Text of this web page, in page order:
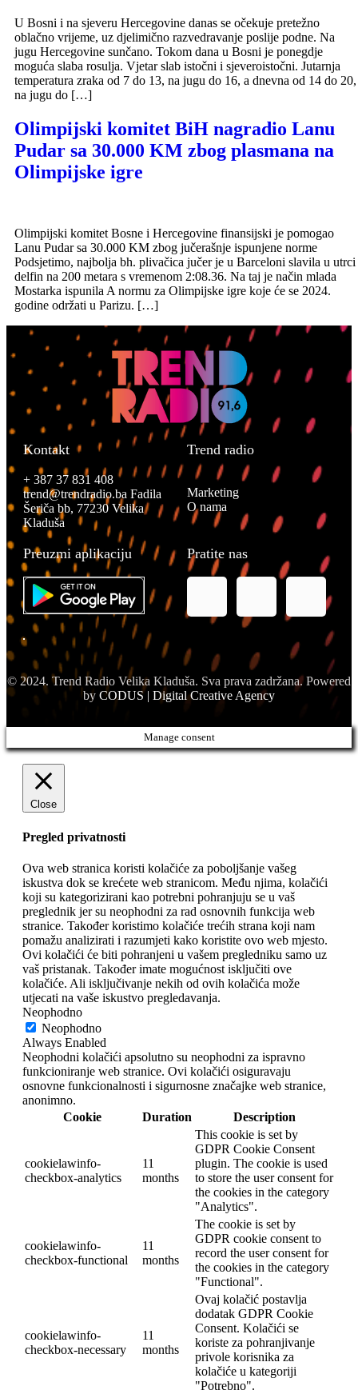
U Bosni i na sjeveru Hercegovine danas se očekuje pretežno
oblačno vrijeme, uz djelimično razvedravanje poslije podne. Na
jugu Hercegovine sunčano. Tokom dana u Bosni je ponegdje
moguća slaba rosulja. Vjetar slab istočni i sjeveroistočni. Jutarnja
temperatura zraka od 7 do 13, na jugu do 16, a dnevna od 14 do 20,
na jugu do […]
Olimpijski komitet BiH nagradio Lanu
Pudar sa 30.000 KM zbog plasmana na
Olimpijske igre
Olimpijski komitet Bosne i Hercegovine finansijski je pomogao
Lanu Pudar sa 30.000 KM zbog jučerašnje ispunjene norme
Podsjetimo, najbolja bh. plivačica jučer je u Barceloni slavila u utrci
delfin na 200 metara s vremenom 2:08.36. Na taj je način mlada
Mostarka ispunila A normu za Olimpijske igre koje će se 2024.
godine održati u Parizu. […]
Kontakt
+ 387 37 831 408
trend@trendradio.ba Fadila
Šeriča bb, 77230 Velika
Kladuša
Trend radio
Marketing
O nama
Preuzmi aplikaciju Pratite nas
© 2024. Trend Radio Velika Kladuša. Sva prava zadržana. Powered
by CODUS | Digital Creative Agency
Manage consent
Close
Pregled privatnosti
Ova web stranica koristi kolačiće za poboljšanje vašeg
iskustva dok se krećete web stranicom. Među njima, kolačići
koji su kategorizirani kao potrebni pohranjuju se u vaš
preglednik jer su neophodni za rad osnovnih funkcija web
stranice. Također koristimo kolačiće trećih strana koji nam
pomažu analizirati i razumjeti kako koristite ovo web mjesto.
Ovi kolačići će biti pohranjeni u vašem pregledniku samo uz
vaš pristanak. Također imate mogućnost isključiti ove
kolačiće. Ali isključivanje nekih od ovih kolačića može
utjecati na vaše iskustvo pregledavanja.
Neophodno
Neophodno
Always Enabled
Neophodni kolačići apsolutno su neophodni za ispravno
funkcioniranje web stranice. Ovi kolačići osiguravaju
osnovne funkcionalnosti i sigurnosne značajke web stranice,
anonimno.
Cookie
Duration Description
cookielawinfo-
checkbox-analytics
11
months
This cookie is set by
GDPR Cookie Consent
plugin. The cookie is used
to store the user consent for
the cookies in the category
"Analytics".
cookielawinfo-
checkbox-functional
11
months
The cookie is set by
GDPR cookie consent to
record the user consent for
the cookies in the category
"Functional".
cookielawinfo-
checkbox-necessary
11
months
Ovaj kolačić postavlja
dodatak GDPR Cookie
Consent. Kolačići se
koriste za pohranjivanje
privole korisnika za
kolačiće u kategoriji
"Potrebno".